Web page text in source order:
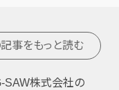
記事をもっと読む
SAW株式会社の